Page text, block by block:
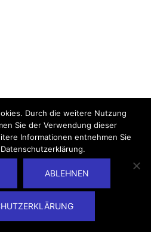
Durch die weitere Nutzung
Sie der Verwendung dieser
Informationen entnehmen Sie
ABLEHNEN